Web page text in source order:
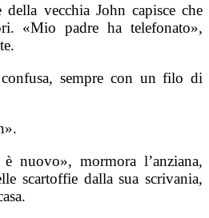
della vecchia John capisce che
«Mio padre ha telefonato»,
sempre con un filo di
nuovo», mormora l’anziana,
scartoffie dalla sua scrivania,